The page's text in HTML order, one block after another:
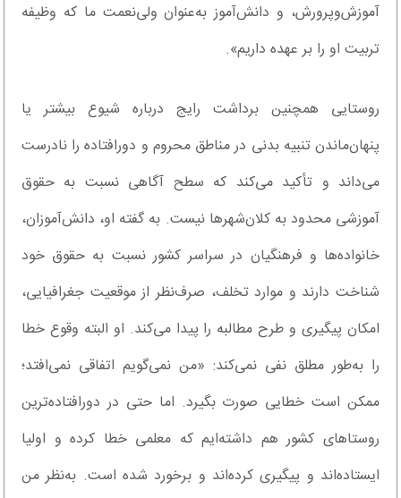
آموزش‌وپرورش، و دانش‌آموز به‌عنوان ولی‌نعمت ما که وظیفه
تربیت او را بر عهده داریم».
روستایی همچنین برداشت رایج درباره شیوع بیشتر یا
پنهان‌ماندن تنبیه بدنی در مناطق محروم و دورافتاده را نادرست
می‌داند و تأکید می‌کند که سطح آگاهی نسبت به حقوق
آموزشی محدود به کلان‌شهر‌ها نیست. به گفته او، دانش‌آموزان،
خانواده‌ها و فرهنگیان در سراسر کشور نسبت به حقوق خود
شناخت دارند و موارد تخلف، صرف‌نظر از موقعیت جغرافیایی،
امکان پیگیری و طرح مطالبه را پیدا می‌کند. او البته وقوع خطا
را به‌طور مطلق نفی نمی‌کند: «من نمی‌گویم اتفاقی نمی‌افتد؛
ممکن است خطایی صورت بگیرد. اما حتی در دورافتاده‌ترین
روستا‌های کشور هم داشته‌ایم که معلمی خطا کرده و اولیا
ایستاده‌اند و پیگیری کرده‌اند و برخورد شده است. به‌نظر من